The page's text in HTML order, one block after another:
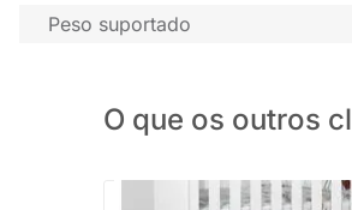
Peso suportado
O que os outros